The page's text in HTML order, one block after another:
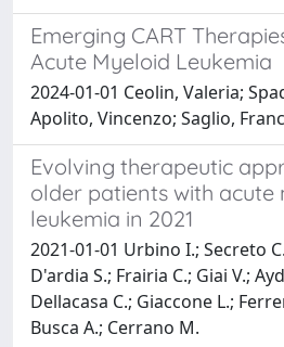
Emerging CART
Acute Myeloid Leukemia
2024-01-01 Ceolin, Valeria;
Apolito, Vincenzo; Saglio,
Evolving therapeutic
older patients with acute
leukemia in 2021
2021-01-01 Urbino I.; Secreto
D'ardia S.; Frairia C.; Giai V.;
Dellacasa C.; Giaccone L.;
Busca A.; Cerrano M.